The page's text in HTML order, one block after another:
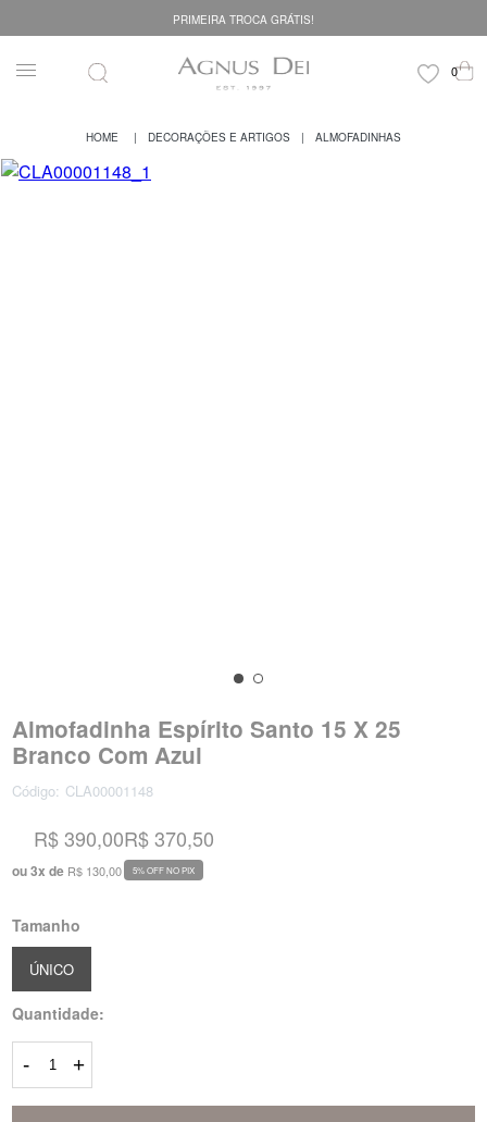
PRIMEIRA TROCA GRÁTIS!
DECORAÇÕES E ARTIGOS ALMOFADINHAS
Almofadinha Espírito Santo 15 X 25
Branco Com Azul
Código: CLA00001148
R$ 390,00
ou3x de R$ 130,00
R$ 370,50
5% OFF NO PIX
Tamanho
ÚNICO
Quantidade:
- +